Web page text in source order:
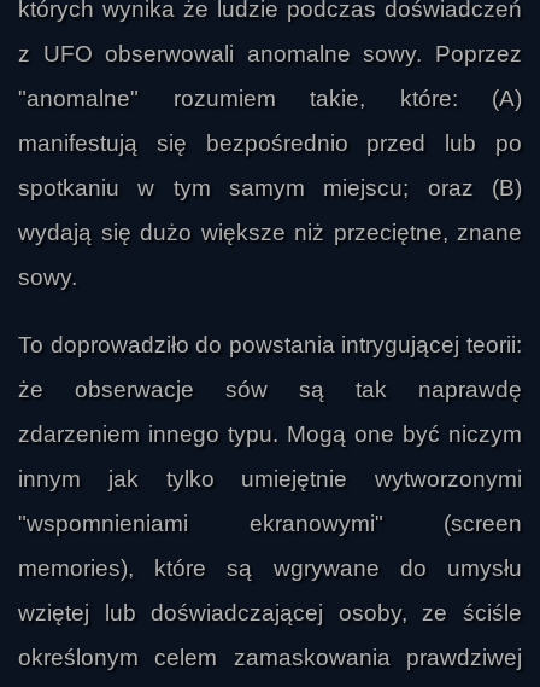
których wynika że ludzie podczas doświadczeń
z UFO obserwowali anomalne sowy. Poprzez
"anomalne" rozumiem takie, które: (A)
manifestują się bezpośrednio przed lub po
spotkaniu w tym samym miejscu; oraz (B)
wydają się dużo większe niż przeciętne, znane
sowy.
To doprowadziło do powstania intrygującej teorii:
że obserwacje sów są tak naprawdę
zdarzeniem innego typu. Mogą one być niczym
innym jak tylko umiejętnie wytworzonymi
"wspomnieniami ekranowymi" (screen
memories), które są wgrywane do umysłu
wziętej lub doświadczającej osoby, ze ściśle
określonym celem zamaskowania prawdziwej